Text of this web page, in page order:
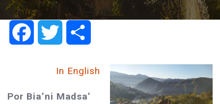
FacebookTwitter
In English
Por Bia’ni Madsa’